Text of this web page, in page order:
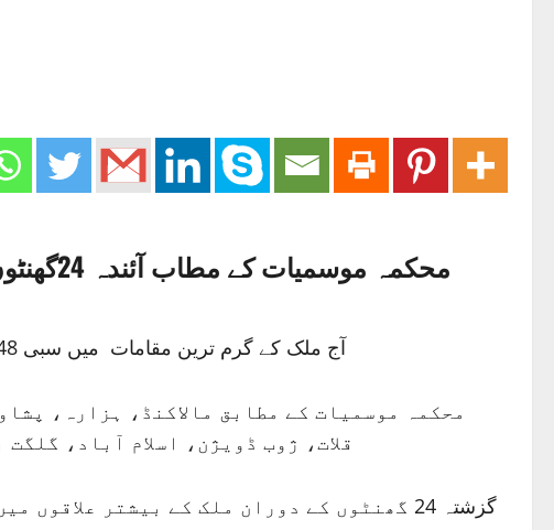
محکمہ
آج ملک کے گرم ترین مقامات میں سبی 48،دادو 47، لاڑکانہ،موہنجوداڑو 45، جیکب آباد اورسکھر میں درجہ حرارت 44 ڈگری سینٹی گریڈ ریکارڈ کیا گیا۔
محکمہ موسمیات کے مطابق مالاکنڈ، ہزارہ،
قلات، ژوب ڈویژن، اسلام آباد،
گزشتہ 24 گھنٹوں کے دوران ملک کے بیشتر